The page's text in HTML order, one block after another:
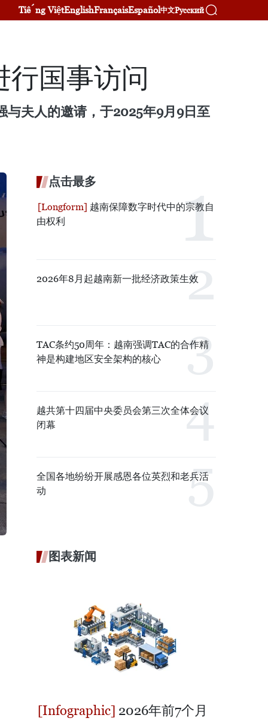
Tiếng ViệtEnglishFrançaisEspañol中文Русский
行国事访问
与夫人的邀请，于2025年9月9日至
点击最多
越南保障数字时代中的宗教自
由权利
2026年8月起越南新一批经济政策生效
TAC条约50周年：越南强调TAC的合作精
神是构建地区安全架构的核心
越共第十四届中央委员会第三次全体会议
闭幕
全国各地纷纷开展感恩各位英烈和老兵活
动
图表新闻
2026年前7个月